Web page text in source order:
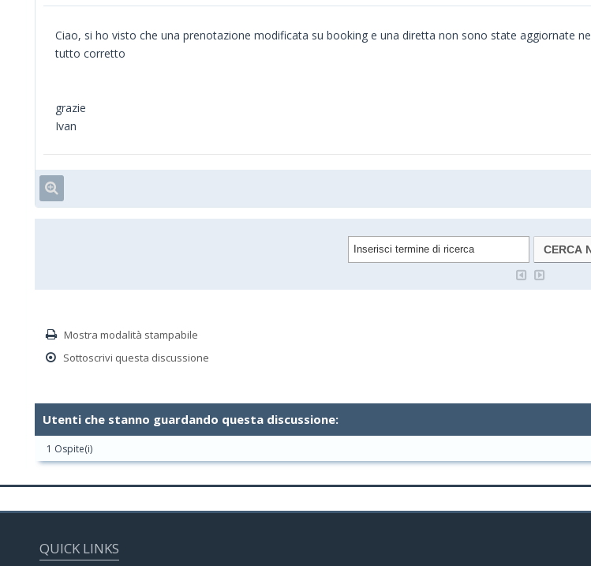
Ciao, si ho visto che una prenotazione modificata su booking e una diretta non sono state aggiornate
tutto corretto
grazie
Ivan
Mostra modalità stampabile
Sottoscrivi questa discussione
Utenti che stanno guardando questa discussione:
1 Ospite(i)
QUICK LINKS